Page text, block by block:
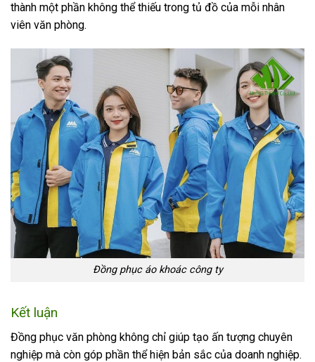
thành một phần không thể thiếu trong tủ đồ của mỗi nhân
viên văn phòng.
Đồng phục áo khoác công ty
Kết luận
Đồng phục văn phòng không chỉ giúp tạo ấn tượng chuyên
nghiệp mà còn góp phần thể hiện bản sắc của doanh nghiệp.